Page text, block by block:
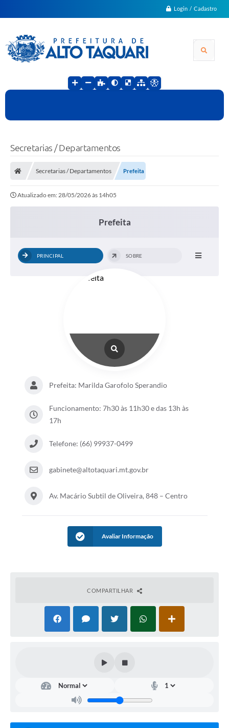
Login / Cadastro
Secretarias / Departamentos
Secretarias / Departamentos Prefeita
Atualizado em: 28/05/2026 às 14h05
Prefeita
PRINCIPAL SOBRE
Prefeita: Marilda Garofolo Sperandio
Funcionamento: 7h30 às 11h30 e das 13h às
17h
Telefone: (66) 99937-0499
gabinete@altotaquari.mt.gov.br
Av. Macário Subtil de Oliveira, 848 – Centro
Avaliar Informação
COMPARTILHAR